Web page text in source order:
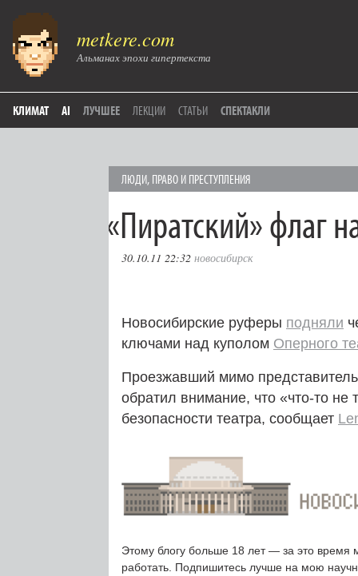
metkere.com
Альманах эпохи гипертекста
КЛИМАТ AI ЛУЧШЕЕ ЛЕКЦИИ СТАТЬИ СПЕКТАКЛИ
ЛЮДИ, ПРАВО И ПРЕСТУПЛЕНИЯ
«Пиратский» флаг
30.10.11 22:32 новосибирск
Новосибирские руферы подняли
ключами над куполом Оперного
Проезжавший мимо
обратил внимание, что «что-то
безопасности театра, сообщает
Этому блогу больше 18 лет — за это время
работать. Подпишитесь лучше на мою